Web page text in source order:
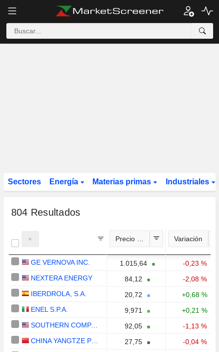
Sectores Energía Materias primas Industriales
804 Resultados
Precio estimado Variación
GE VERNOVA INC. 1.015,64
-0,23 %
NEXTERA ENERGY
84,12
-2,08 %
IBERDROLA, S.A.
20,72
+0,68 %
ENEL S.P.A.
9,971
+0,21 %
SOUTHERN COMPANY
92,05
-1,13 %
CHINA YANGTZE POWER CO., LTD.
27,75
-0,04 %